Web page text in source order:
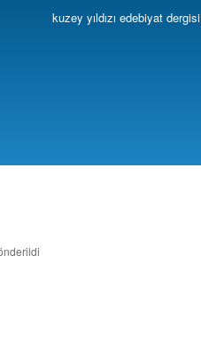
kuzey yıldızı edebiyat dergisi